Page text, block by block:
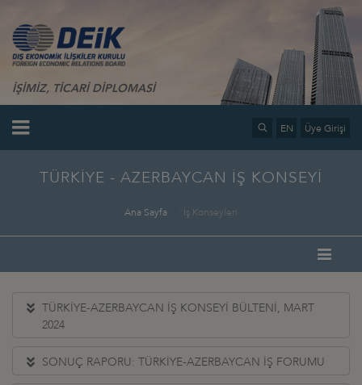
İŞİMİZ, TİCARİ DİPLOMASİ
EN Üye Girişi
TÜRKİYE - AZERBAYCAN İŞ KONSEYİ
Ana Sayfa İş Konseyleri
TÜRKİYE-AZERBAYCAN İŞ KONSEYİ BÜLTENİ, MART
2024
SONUÇ RAPORU: TÜRKİYE-AZERBAYCAN İŞ FORUMU